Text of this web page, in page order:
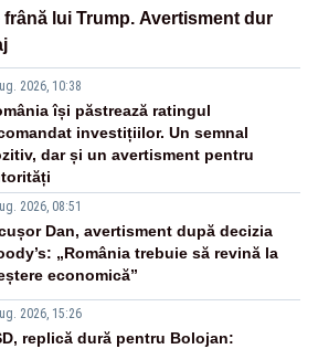
lui Trump. Avertisment dur
2026, 10:38
își păstrează ratingul
investițiilor. Un semnal
dar și un avertisment pentru
2026, 08:51
Dan, avertisment după decizia
„România trebuie să revină la
economică”
2026, 15:26
replică dură pentru Bolojan: